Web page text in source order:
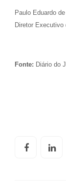
Paulo Eduardo
Diretor
Fonte: Diário do